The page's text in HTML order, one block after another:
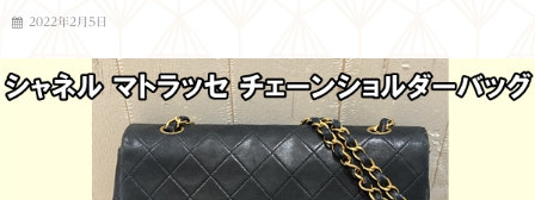
2022年2月5日